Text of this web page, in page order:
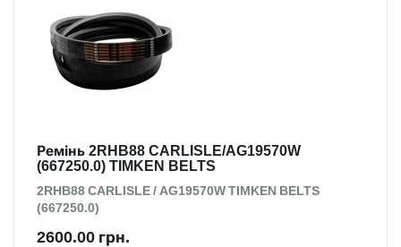
Ремінь 2RHB88 CARLISLE/AG19570W
(667250.0) TIMKEN BELTS
2RHB88 CARLISLE / AG19570W TIMKEN BELTS
(667250.0)
2600.00 грн.